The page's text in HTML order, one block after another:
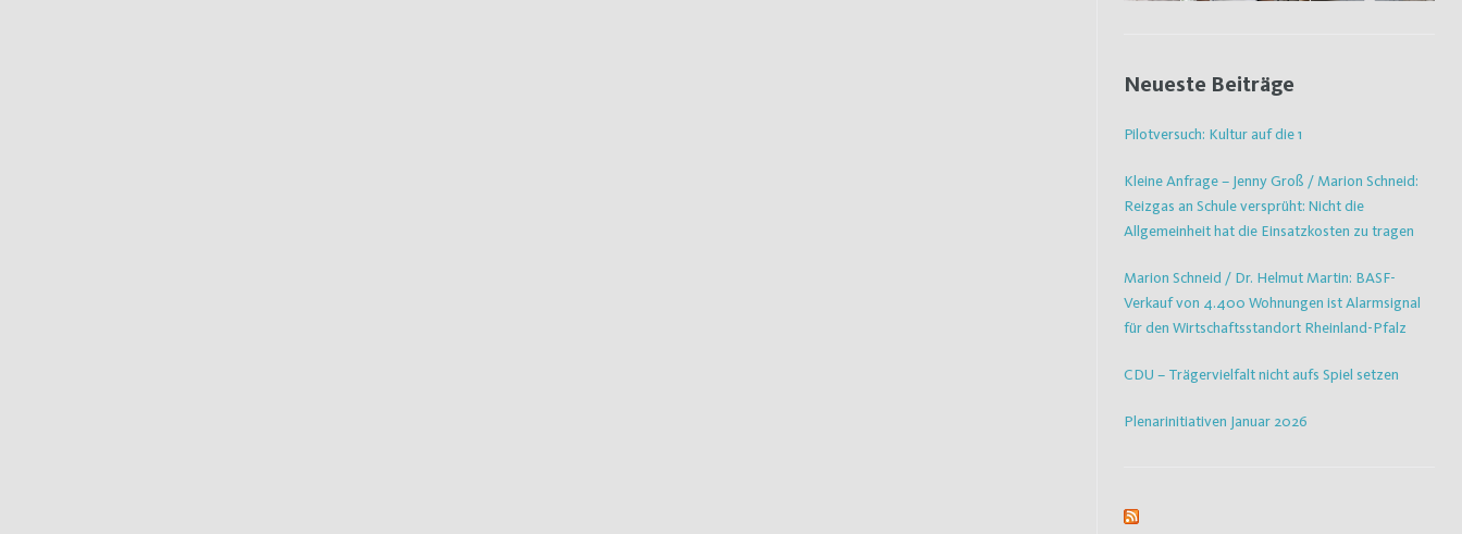
Neueste Beiträge
Pilotversuch: Kultur auf die 1
Kleine Anfrage – Jenny Groß / Marion Schneid:
Reizgas an Schule versprüht: Nicht die
Allgemeinheit hat die Einsatzkosten zu tragen
Marion Schneid / Dr. Helmut Martin: BASF-
Verkauf von 4.400 Wohnungen ist Alarmsignal
für den Wirtschaftsstandort Rheinland-Pfalz
CDU – Trägervielfalt nicht aufs Spiel setzen
Plenarinitiativen Januar 2026